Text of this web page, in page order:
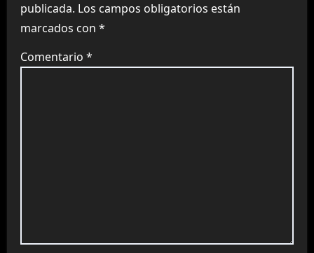
publicada. Los campos obligatorios están
marcados con *
Comentario *